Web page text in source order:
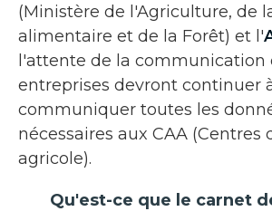
(Ministère de l'Agriculture, de
alimentaire et de la Forêt) et l'
l'attente de la communication
entreprises devront continuer
communiquer toutes les
nécessaires aux CAA (Centres
agricole).
Qu'est-ce que le carnet